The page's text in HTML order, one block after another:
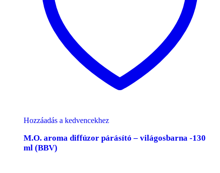
Hozzáadás a kedvencekhez
M.O. aroma diffúzor párásító – világosbarna -130
ml (BBV)